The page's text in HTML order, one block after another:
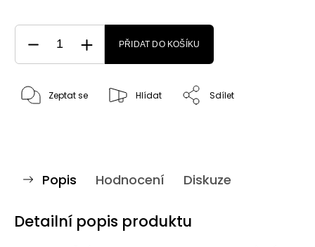
PŘIDAT DO KOŠÍKU
Zeptat se Hlídat Sdílet
Popis Hodnocení Diskuze
Detailní popis produktu